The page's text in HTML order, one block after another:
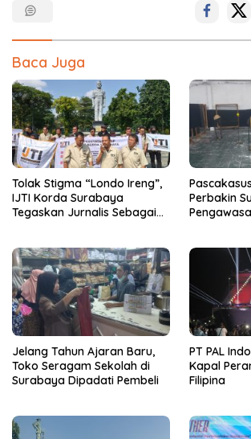
Baca Juga
Tolak Stigma “Londo Ireng”,
IJTI Korda Surabaya
Tegaskan Jurnalis Sebagai
Perbakin
Jelang Tahun Ajaran Baru,
Toko Seragam Sekolah di
Surabaya Dipadati Pembeli
PT PAL
Kapal
Filipina